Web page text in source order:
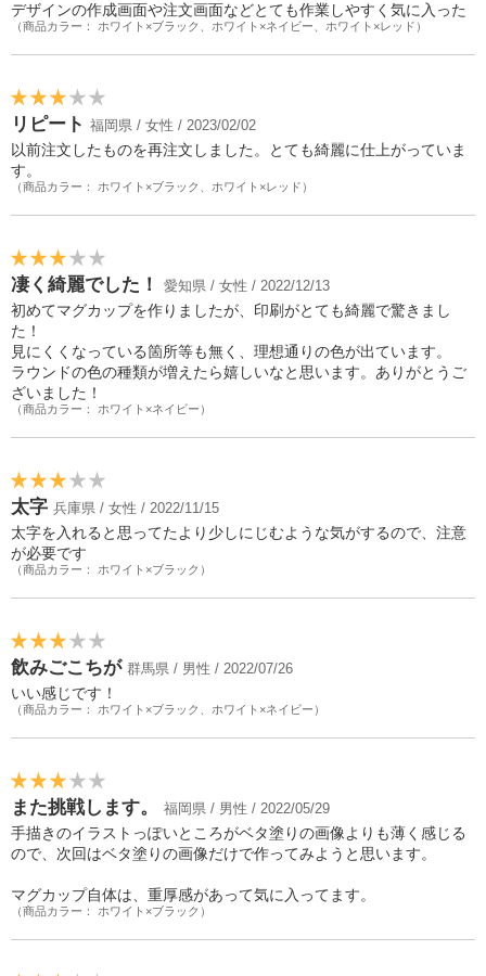
デザインの作成画面や注文画面などとても作業しやすく気に入った
（商品カラー： ホワイト×ブラック、ホワイト×ネイビー、ホワイト×レッド）
リピート 福岡県 / 女性 / 2023/02/02
以前注文したものを再注文しました。とても綺麗に仕上がっていま
す。
（商品カラー： ホワイト×ブラック、ホワイト×レッド）
凄く綺麗でした！ 愛知県 / 女性 / 2022/12/13
初めてマグカップを作りましたが、印刷がとても綺麗で驚きまし
た！
見にくくなっている箇所等も無く、理想通りの色が出ています。
ラウンドの色の種類が増えたら嬉しいなと思います。ありがとうご
ざいました！
（商品カラー： ホワイト×ネイビー）
太字 兵庫県 / 女性 / 2022/11/15
太字を入れると思ってたより少しにじむような気がするので、注意
が必要です
（商品カラー： ホワイト×ブラック）
飲みごこちが 群馬県 / 男性 / 2022/07/26
いい感じです！
（商品カラー： ホワイト×ブラック、ホワイト×ネイビー）
また挑戦します。 福岡県 / 男性 / 2022/05/29
手描きのイラストっぽいところがベタ塗りの画像よりも薄く感じる
ので、次回はベタ塗りの画像だけで作ってみようと思います。
マグカップ自体は、重厚感があって気に入ってます。
（商品カラー： ホワイト×ブラック）